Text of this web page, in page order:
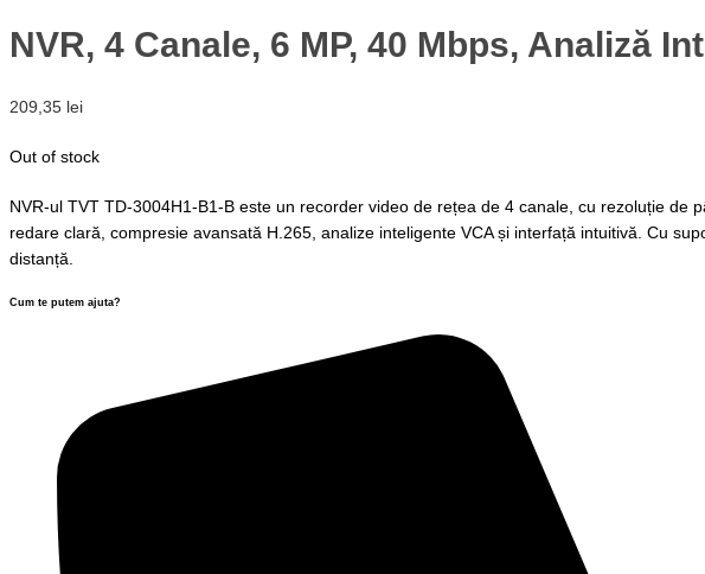
NVR, 4 Canale, 6 MP, 40 Mbps, Analiză
209,35 lei
Out of stock
NVR-ul TVT TD-3004H1-B1-B este un recorder video de rețea de 4 canale, cu rezoluție
redare clară, compresie avansată H.265, analize inteligente VCA și interfață intuitivă. Cu
distanță.
Cum te putem ajuta?